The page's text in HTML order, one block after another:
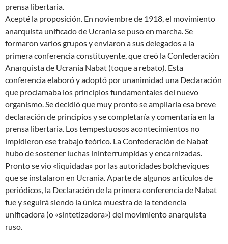
prensa libertaria.
Acepté la proposición. En noviembre de 1918, el movimiento
anarquista unificado de Ucrania se puso en marcha. Se
formaron varios grupos y enviaron a sus delegados a la
primera conferencia constituyente, que creó la Confederación
Anarquista de Ucrania Nabat (toque a rebato). Esta
conferencia elaboró y adoptó por unanimidad una Declaración
que proclamaba los principios fundamentales del nuevo
organismo. Se decidió que muy pronto se ampliaría esa breve
declaración de principios y se completaría y comentaría en la
prensa libertaria. Los tempestuosos acontecimientos no
impidieron ese trabajo teórico. La Confederación de Nabat
hubo de sostener luchas ininterrumpidas y encarnizadas.
Pronto se vio «liquidada» por las autoridades bolcheviques
que se instalaron en Ucrania. Aparte de algunos artículos de
periódicos, la Declaración de la primera conferencia de Nabat
fue y seguirá siendo la única muestra de la tendencia
unificadora (o «sintetizadora») del movimiento anarquista
ruso.